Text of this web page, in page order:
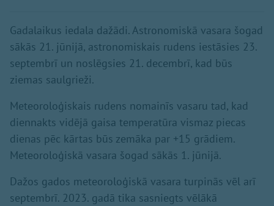
Gadalaikus iedala dažādi. Astronomiskā vasara šogad
sākās 21. jūnijā, astronomiskais rudens iestāsies 23.
septembrī un noslēgsies 21. decembrī, kad būs
ziemas saulgrieži.
Meteoroloģiskais rudens nomainīs vasaru tad, kad
diennakts vidējā gaisa temperatūra vismaz piecas
dienas pēc kārtas būs zemāka par +15 grādiem.
Meteoroloģiskā vasara šogad sākās 1. jūnijā.
Dažos gados meteoroloģiskā vasara turpinās vēl arī
septembrī. 2023. gadā tika sasniegts vēlākā